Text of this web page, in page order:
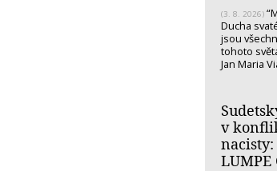
(3. 8. 2026)
Ducha
jsou
tohoto
Jan Maria
v
nacisty:
LUMPE